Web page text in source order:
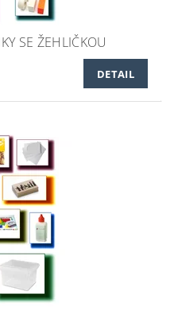
SE ŽEHLIČKOU
DETAIL